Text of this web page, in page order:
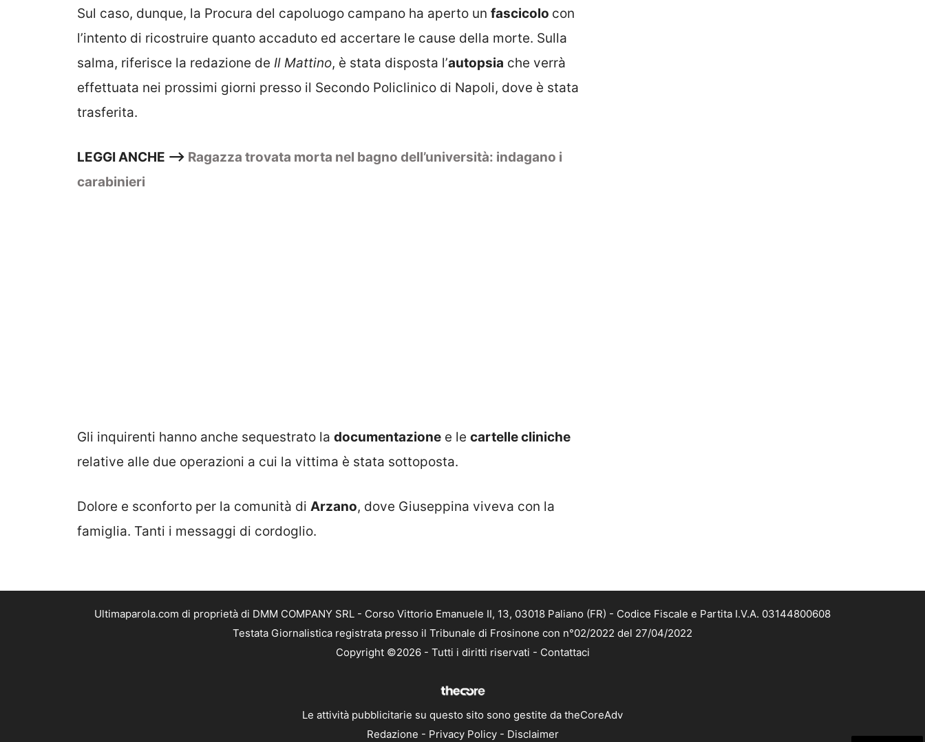
Sul caso, dunque, la Procura del capoluogo campano ha aperto un fascicolo con
l’intento di ricostruire quanto accaduto ed accertare le cause della morte. Sulla
salma, riferisce la redazione de Il Mattino, è stata disposta l’autopsia che verrà
effettuata nei prossimi giorni presso il Secondo Policlinico di Napoli, dove è stata
trasferita.
LEGGI ANCHE —> Ragazza trovata morta nel bagno dell’università: indagano i
carabinieri
Gli inquirenti hanno anche sequestrato la documentazione e le cartelle cliniche
relative alle due operazioni a cui la vittima è stata sottoposta.
Dolore e sconforto per la comunità di Arzano, dove Giuseppina viveva con la
famiglia. Tanti i messaggi di cordoglio.
Ultimaparola.com di proprietà di DMM COMPANY SRL - Corso Vittorio Emanuele II, 13, 03018 Paliano (FR) - Codice Fiscale e Partita I.V.A. 03144800608
Testata Giornalistica registrata presso il Tribunale di Frosinone con n°02/2022 del 27/04/2022
Copyright ©2026 - Tutti i diritti riservati - Contattaci
Le attività pubblicitarie su questo sito sono gestite da theCoreAdv
Redazione - Privacy Policy- Disclaimer